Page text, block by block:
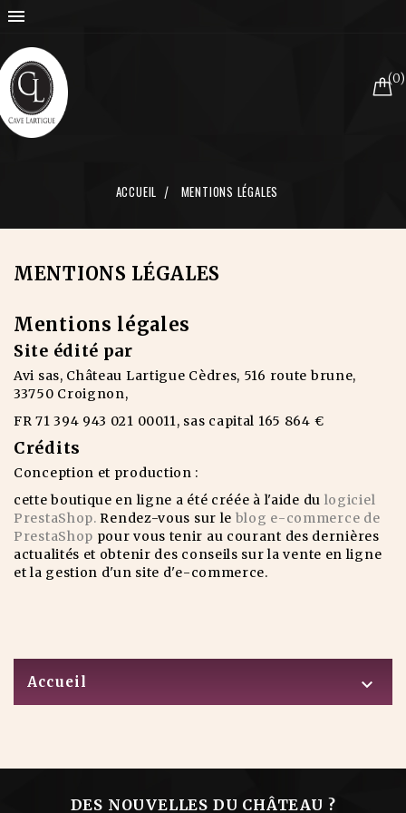

(0)
ACCUEIL MENTIONS LÉGALES
MENTIONS LÉGALES
Mentions légales
Site édité par
Avi sas, Château Lartigue Cèdres, 516 route brune,
33750 Croignon,
FR 71 394 943 021 00011, sas capital 165 864 €
Crédits
Conception et production :
cette boutique en ligne a été créée à l'aide du logiciel
PrestaShop.Rendez-vous sur le blog e-commerce de
PrestaShop pour vous tenir au courant des dernières
actualités et obtenir des conseils sur la vente en ligne
et la gestion d'un site d'e-commerce.
Accueil 
DES NOUVELLES DU CHÂTEAU ?